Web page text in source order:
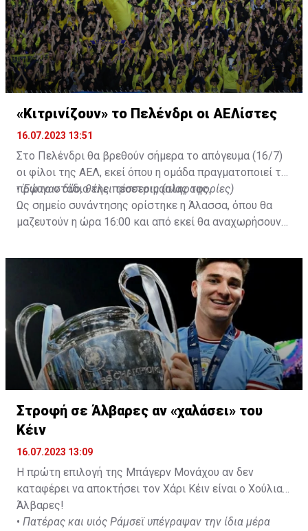
pic.twitter.com/Z0SmniQXIP
— Ben Jacobs (@JacobsBen)July 15, 2023
«Κιτρινίζουν» το Πελένδρι οι ΑΕΛίστες
16.07.2023 13:51
Στο Πελένδρι θα βρεθούν σήμερα το απόγευμα (16/7)
οι φίλοι της ΑΕΛ, εκεί όπου η ομάδα πραγματοποιεί το
πρώτο στάδιο της προετοιμασίας της.
•Έφυγαν δύο, θέλει τέσσερις (πληροφορίες)
Ως σημείο συνάντησης ορίστηκε η Άλασσα, όπου θα
μαζευτούν η ώρα 16:00 και από εκεί θα αναχωρήσουν
δώοσυν το παρών τους στην απογευματινή προπόνηση
Στροφή σε Άλβαρες αν «χαλάσει» του
Κέιν
16.07.2023 13:09
Η πρώτη επιλογή της Μπάγερν Μονάχου αν δεν
καταφέρει να αποκτήσει τον Χάρι Κέιν είναι ο Χούλιαν
Άλβαρες!
• Πατέρας και υιός Ράμσεϊ υπέγραψαν την ίδια μέρα